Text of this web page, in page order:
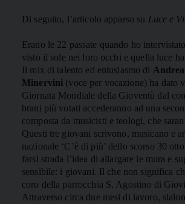
Di seguito, l’articolo apparso su Luce e
Erano le 22 passate quando ho
visto il sole nei loro occhi e quella luce
Il mix di talento ed entusiasmo di
Minervini (voce per vocazione) ha dato
Giornata Mondiale della Gioventù dal
brani più votati accederanno ad una
composta da musicisti e teologi, che
Questi tre giovani scrivono, musicano e
nazionale ‘C’è di più’ dello scorso 30
farsi strada l’idea di allargare le mura e
sensibile: i giovani. Il che non significa
coro della parrocchia S. Agostino di
Attraverso circa due mesi di lavoro,